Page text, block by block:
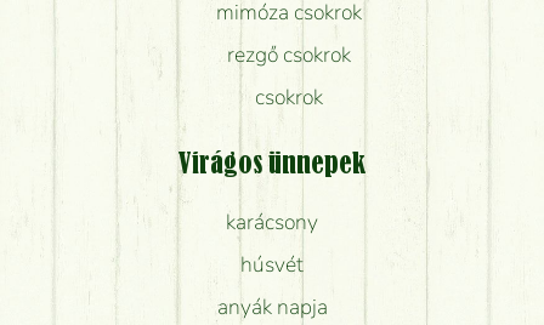
mimóza csokrok
rezgő csokrok
csokrok
Virágos ünnepek
karácsony
húsvét
anyák napja